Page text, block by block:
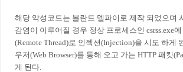
해당 악성코드는 볼란드 델파이로 제작 되었으며
감염이 이루어질 경우 정상 프로세스인 csrss.exe
(Remote Thread)로 인젝션(Injection)을 시도 하게
우저(Web Browser)를 통해 오고 가는 HTTP 패킷
게 된다.